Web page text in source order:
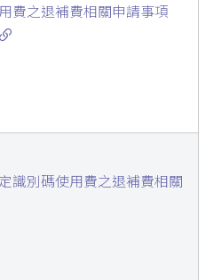
費之退補費相關申請事項
識別碼使用費之退補費相關